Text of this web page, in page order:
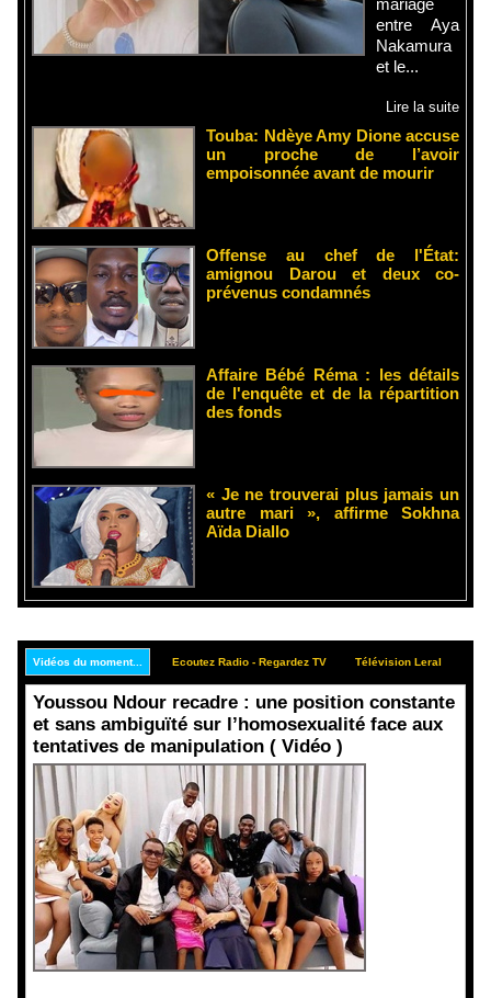
mariage
entre Aya
Nakamura
et le...
Lire la suite
Touba: Ndèye Amy Dione accuse
un proche de l’avoir
empoisonnée avant de mourir
Offense au chef de l'État:
amignou Darou et deux co-
prévenus condamnés
Affaire Bébé Réma : les détails
de l'enquête et de la répartition
des fonds
« Je ne trouverai plus jamais un
autre mari », affirme Sokhna
Aïda Diallo
Vidéos du moment... Ecoutez Radio - Regardez TV Télévision Leral
Youssou Ndour recadre : une position constante
et sans ambiguïté sur l’homosexualité face aux
tentatives de manipulation ( Vidéo )